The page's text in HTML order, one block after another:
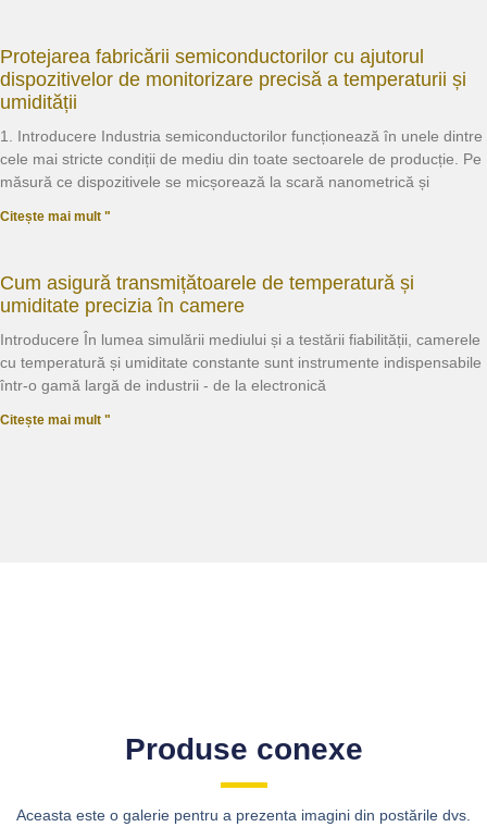
Protejarea fabricării semiconductorilor cu ajutorul
dispozitivelor de monitorizare precisă a temperaturii și
umidității
1. Introducere Industria semiconductorilor funcționează în unele dintre
cele mai stricte condiții de mediu din toate sectoarele de producție. Pe
măsură ce dispozitivele se micșorează la scară nanometrică și
Citește mai mult "
Cum asigură transmițătoarele de temperatură și
umiditate precizia în camere
Introducere În lumea simulării mediului și a testării fiabilității, camerele
cu temperatură și umiditate constante sunt instrumente indispensabile
într-o gamă largă de industrii - de la electronică
Citește mai mult "
Produse conexe
Aceasta este o galerie pentru a prezenta imagini din postările dvs.